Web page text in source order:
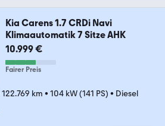
Kia Carens 1.7 CRDi Navi
Klimaautomatik 7 Sitze AHK
10.999 €
Fairer Preis
122.769 km • 104 kW (141 PS) • Diesel